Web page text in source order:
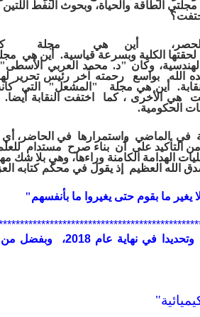
مجلتي الطاقة والحياة، وبحوث النفط
الحصر، أين هي مجلة
لحقتها الكليةوبسرعة قياسية. أين هي
الهندسية، وكان "د. محمد العربي
الله بواسع رحمته آخر رئيستحرير
أين هي مجلة "المشعل" التي
هي الأخرى ، كما اختفت النقابة أيضا.
الحكومية.
في الماضي واستمرارها في الحاضر،
من التأكيد على أن بناء صرح مستدام
الهدامة الكامنة وراءها،وهي بلا شك
الله العظيم إذ يقول في محكم كتابه
يغير ما بقوم حتى يغيروا ما بأنفسهم"
في نهاية عام 2018، وبفضل من